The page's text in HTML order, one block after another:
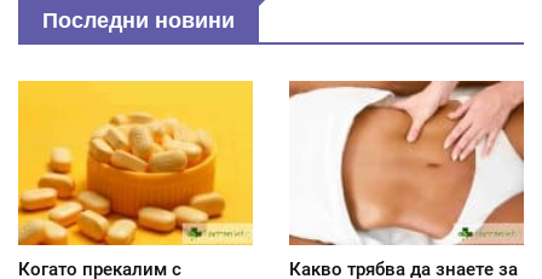
Последни новини
Когато прекалим с
Какво трябва да знаете за